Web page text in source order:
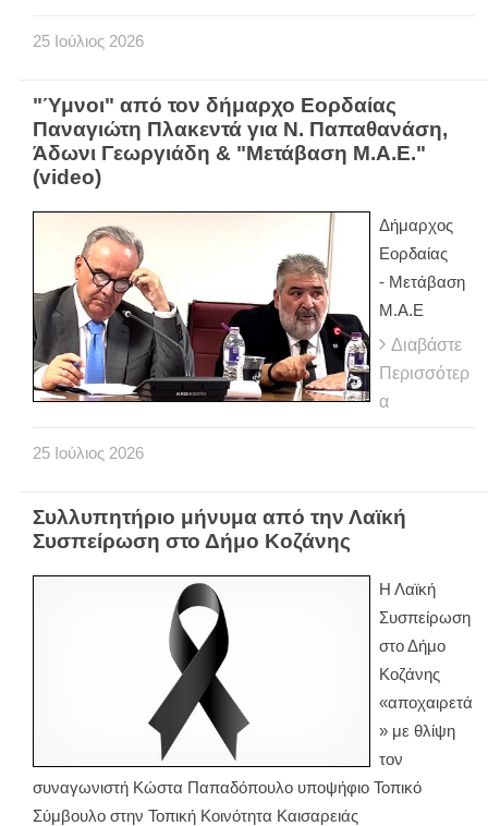
25 Ιούλιος 2026
"Ύμνοι" από τον δήμαρχο Εορδαίας
Παναγιώτη Πλακεντά για Ν. Παπαθανάση,
Άδωνι Γεωργιάδη & "Μετάβαση Μ.Α.Ε."
(video)
Δήμαρχος
Εορδαίας
- Μετάβαση
Μ.Α.Ε
Διαβάστε
Περισσότερ
α
25 Ιούλιος 2026
Συλλυπητήριο μήνυμα από την Λαϊκή
Συσπείρωση στο Δήμο Κοζάνης
Η Λαϊκή
Συσπείρωση
στο Δήμο
Κοζάνης
«αποχαιρετά
» με θλίψη
τον
συναγωνιστή Κώστα Παπαδόπουλο υποψήφιο Τοπικό
Σύμβουλο στην Τοπική Κοινότητα Καισαρειάς